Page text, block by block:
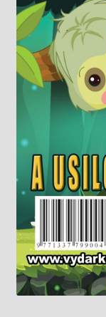
Knižný klub
Kontakt